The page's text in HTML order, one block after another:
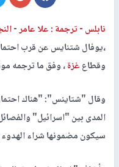
نابلس -ترجمة : علا عامر-
،يوفال شتنايس عن قرب
وقطاعغزة، وفق ما ترجمه
وقال "شتاينس": "هناك
المدى بين "اسرائيل"
سيكون مضمونها شراء الهدوء